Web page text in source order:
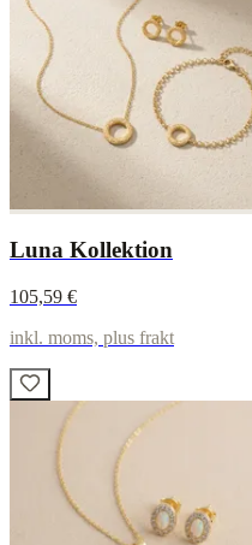
Luna Kollektion
105,59 €
inkl. moms, plus frakt